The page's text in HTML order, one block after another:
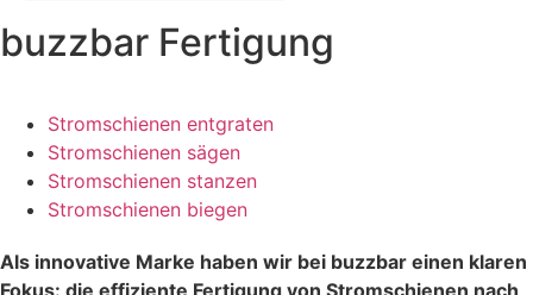
buzzbar Fertigung
Stromschienen entgraten
Stromschienen sägen
Stromschienen stanzen
Stromschienen biegen
Als innovative Marke haben wir bei buzzbar einen klaren
Fokus: die effiziente Fertigung von Stromschienen nach